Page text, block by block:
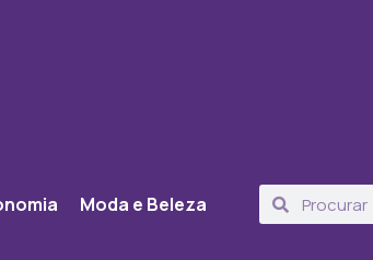
Moda e Beleza